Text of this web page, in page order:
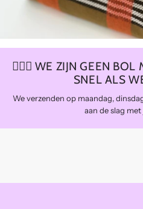
🏃🏼‍♀️ WE ZIJN GEEN
SNEL ALS
We verzenden op maandag,
aan de slag